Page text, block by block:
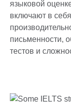
языковой
включают в
письменности,
тестов и